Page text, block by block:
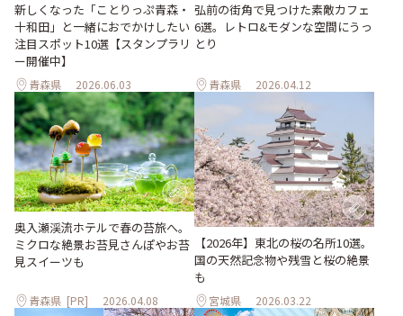
新しくなった「ことりっぷ青森・
十和田」と一緒におでかけしたい
注目スポット10選【スタンプラリ
ー開催中】
青森県 2026.06.03
弘前の街角で見つけた素敵カフェ
6選。レトロ&モダンな空間にうっ
とり
青森県 2026.04.12
奥入瀬渓流ホテルで春の苔旅へ。
ミクロな絶景お苔見さんぽやお苔
見スイーツも
青森県 [PR] 2026.04.08
【2026年】東北の桜の名所10選。
国の天然記念物や残雪と桜の絶景
も
宮城県 2026.03.22